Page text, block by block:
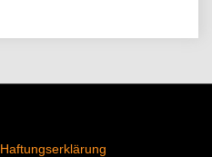
Haftungserklärung